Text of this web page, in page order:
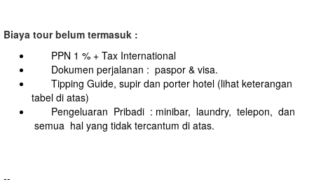
Biaya tour belum termasuk :
PPN 1 % + Tax International
Dokumen perjalanan : paspor & visa.
Tipping Guide, supir dan porter hotel (lihat keterangan
tabel di atas)
Pengeluaran Pribadi : minibar, laundry, telepon, dan
semua hal yang tidak tercantum di atas.
--